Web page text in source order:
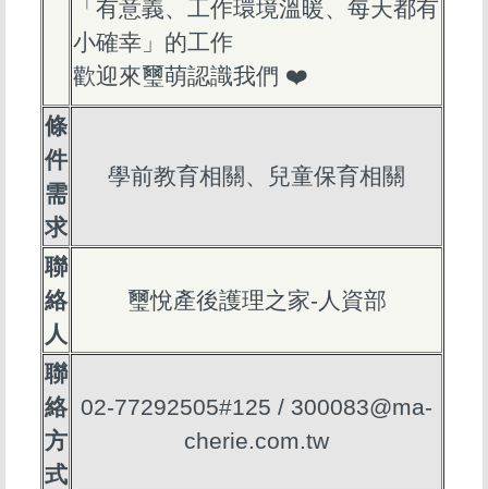
「有意義、工作環境溫暖、每天都有
小確幸」的工作
歡迎來璽萌認識我們 ❤️
條
件
需
求
學前教育相關、兒童保育相關
聯
絡
人
璽悅產後護理之家-人資部
聯
絡
方
式
02-77292505#125 / 300083@ma-
cherie.com.tw